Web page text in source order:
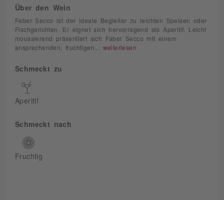
Über den Wein
Faber Secco ist der ideale Begleiter zu leichten Speisen oder
Fischgerichten. Er eignet sich hervorragend als Aperitif. Leicht
moussierend präsentiert sich Faber Secco mit einem
ansprechenden, fruchtigen... weiterlesen
Schmeckt zu
Aperitif
Schmeckt nach
Fruchtig